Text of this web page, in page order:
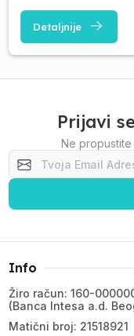
Detaljnije
Prijavi
Ne
Info
Žiro račun: 160-
(Banca Intesa a.d.
Matični broj: 21518921